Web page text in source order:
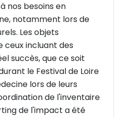
nos besoins en
notamment lors de
Les objets
ceux incluant des
succès, que ce soit
le Festival de Loire
lors de leurs
de l'inventaire
de l'impact a été